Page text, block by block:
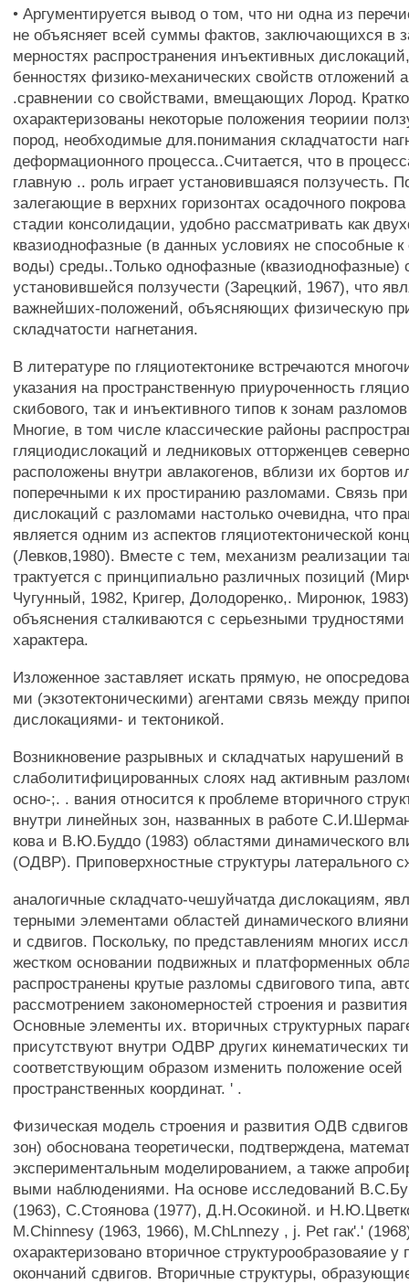
• Аргументируется вывод о том, что ни одна из
не объясняет всей суммы фактов, заключающихся в
мерностях распространения инъективных
бенностях физико-механических свойств отложений
.сравнении со свойствами, вмещающих Лород. Кратко
охарактеризованы некоторые положения теориии
пород, необходимые для.понимания складчатости
деформационного процесса..Считается, что в
главную .. роль играет установившаяся ползучесть.
залегающие в верхних горизонтах осадочного
стадии консолидации, удобно рассматривать как
квазиоднофазные (в данных условиях не способные к
воды) среды..Только однофазные (квазиоднофазные)
установившейся ползучести (Зарецкий, 1967), что
важнейших-положений, объясняющих физическую
складчатости нагнетания.
В литературе по гляциотектонике встречаются
указания на пространственную приуроченность
скибового, так и инъективного типов к зонам
Многие, в том числе классические районы
гляциодислокаций и ледниковых отторженцев
расположены внутри авлакогенов, вблизи их бортов
поперечными к их простиранию разломами. Связь
дислокаций с разломами настолько очевидна, что
является одним из аспектов гляциотектонической
(Левков,1980). Вместе с тем, механизм реализации
трактуется с принципиально различных позиций
Чугунный, 1982, Кригер, Долодоренко,. Миронюк,
объяснения сталкиваются с серьезными трудностями
характера.
Изложенное заставляет искать прямую, не
ми (экзотектоническими) агентами связь между
дислокациями- и тектоникой.
Возникновение разрывных и складчатых нарушений в
слаболитифицированных слоях над активным
осно-;. . вания относится к проблеме вторичного
внутри линейных зон, названных в работе
кова и В.Ю.Буддо (1983) областями динамического
(ОДВР). Приповерхностные структуры латерального
аналогичные складчато-чешуйчатда дислокациям,
терными элементами областей динамического
и сдвигов. Поскольку, по представлениям многих
жестком основании подвижных и платформенных
распространены крутые разломы сдвигового типа,
рассмотрением закономерностей строения и
Основные элементы их. вторичных структурных
присутствуют внутри ОДВР других кинематических
соответствующим образом изменить положение осей
пространственных координат. ' .
Физическая модель строения и развития ОДВ
зон) обоснована теоретически, подтверждена,
экспериментальным моделированием, а также
выми наблюдениями. На основе исследований
(1963), С.Стоянова (1977), Д.Н.Осокиной. и
M.Chinnesy (1963, 1966), M.ChLnnezy , j. Pet гак'.'
охарактеризовано вторичное структурообразоваяие
окончаний сдвигов. Вторичные структуры,